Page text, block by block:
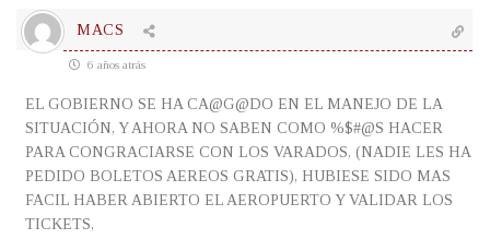
MACS
6 años atrás
EL GOBIERNO SE HA CA@G@DO EN EL MANEJO DE LA
SITUACIÓN, Y AHORA NO SABEN COMO %$#@S HACER
PARA CONGRACIARSE CON LOS VARADOS, (NADIE LES HA
PEDIDO BOLETOS AEREOS GRATIS), HUBIESE SIDO MAS
FACIL HABER ABIERTO EL AEROPUERTO Y VALIDAR LOS
TICKETS,